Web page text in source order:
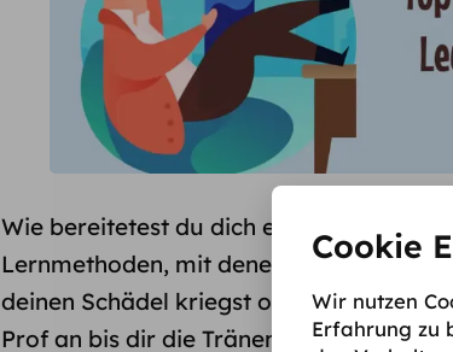
Wie bereitetest du dich eigentlich auf
Lernmethoden, mit denen du Zahlen,
deinen Schädel kriegst oder starrst du
Prof an bis dir die Tränen kommen?
Cookie
Wir nutzen
Erfahrung zu